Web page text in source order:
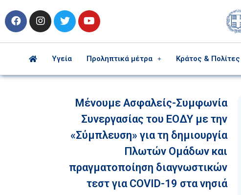
Υγεία Προληπτικά μέτρα Κράτος & Πολίτες
Μένουμε Ασφαλείς-Συμφωνία
Συνεργασίας του ΕΟΔΥ με την
«Σύμπλευση» για τη δημιουργία
Πλωτών Ομάδων και
πραγματοποίηση διαγνωστικών
τεστ για COVID-19 στα νησιά